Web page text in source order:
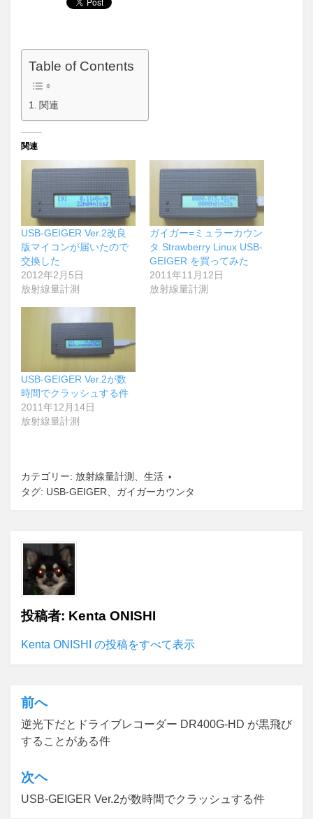
Table of Contents
関連
関連
USB-GEIGER Ver.2改良
版マイコンが届いたので
交換した
2012年2月5日
放射線量計測
ガイガー=ミュラーカウン
タ Strawberry Linux USB-
GEIGER を買ってみた
2011年11月12日
放射線量計測
USB-GEIGER Ver.2が数
時間でクラッシュする件
2011年12月14日
放射線量計測
カテゴリー: 放射線量計測 、 生活
タグ: USB-GEIGER、 ガイガーカウンタ
投稿者: Kenta ONISHI
Kenta ONISHI の投稿をすべて表示
投
稿
ナ
ビ
ゲ
前へ
逆光下だとドライブレコーダー DR400G-HD が黒飛び
することがある件
次ヘ
USB-GEIGER Ver.2が数時間でクラッシュする件